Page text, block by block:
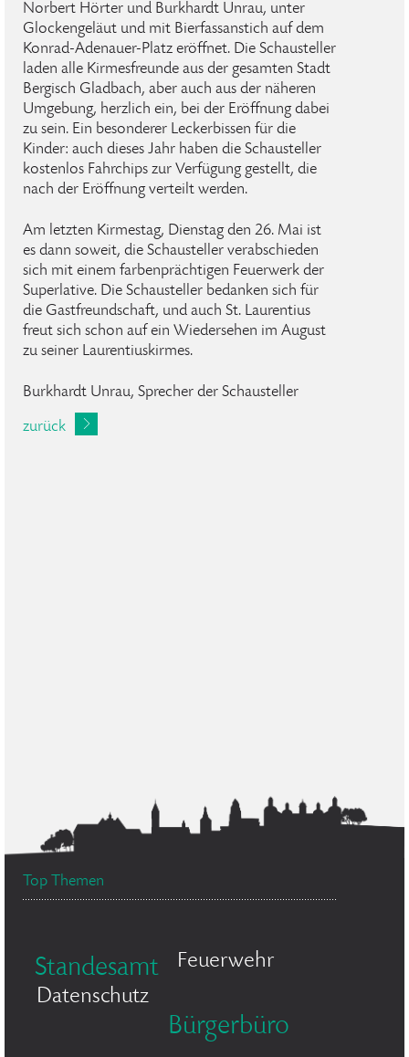
Norbert Hörter und Burkhardt Unrau, unter
Glockengeläut und mit Bierfassanstich auf dem
Konrad-Adenauer-Platz eröffnet. Die Schausteller
laden alle Kirmesfreunde aus der gesamten Stadt
Bergisch Gladbach, aber auch aus der näheren
Umgebung, herzlich ein, bei der Eröffnung dabei
zu sein. Ein besonderer Leckerbissen für die
Kinder: auch dieses Jahr haben die Schausteller
kostenlos Fahrchips zur Verfügung gestellt, die
nach der Eröffnung verteilt werden.
Am letzten Kirmestag, Dienstag den 26. Mai ist
es dann soweit, die Schausteller verabschieden
sich mit einem farbenprächtigen Feuerwerk der
Superlative. Die Schausteller bedanken sich für
die Gastfreundschaft, und auch St. Laurentius
freut sich schon auf ein Wiedersehen im August
zu seiner Laurentiuskirmes.
Burkhardt Unrau, Sprecher der Schausteller
zurück
Top Themen
Standesamt
Feuerwehr
Datenschutz
Bürgerbüro